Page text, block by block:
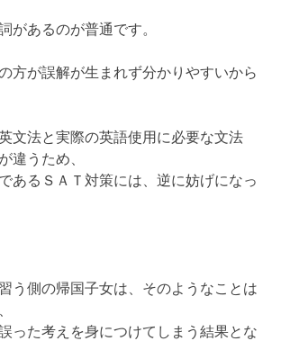
があるのが普通です。
方が誤解が生まれず分かりやすいから
文法と実際の英語使用に必要な文法
違うため、
あるＳＡＴ対策には、逆に妨げになっ
う側の帰国子女は、そのようなことは
った考えを身につけてしまう結果とな